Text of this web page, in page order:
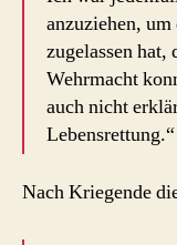
anzuziehen,
zugelassen hat,
Wehrmacht
auch nicht
Lebensrettung.“
Nach Kriegende